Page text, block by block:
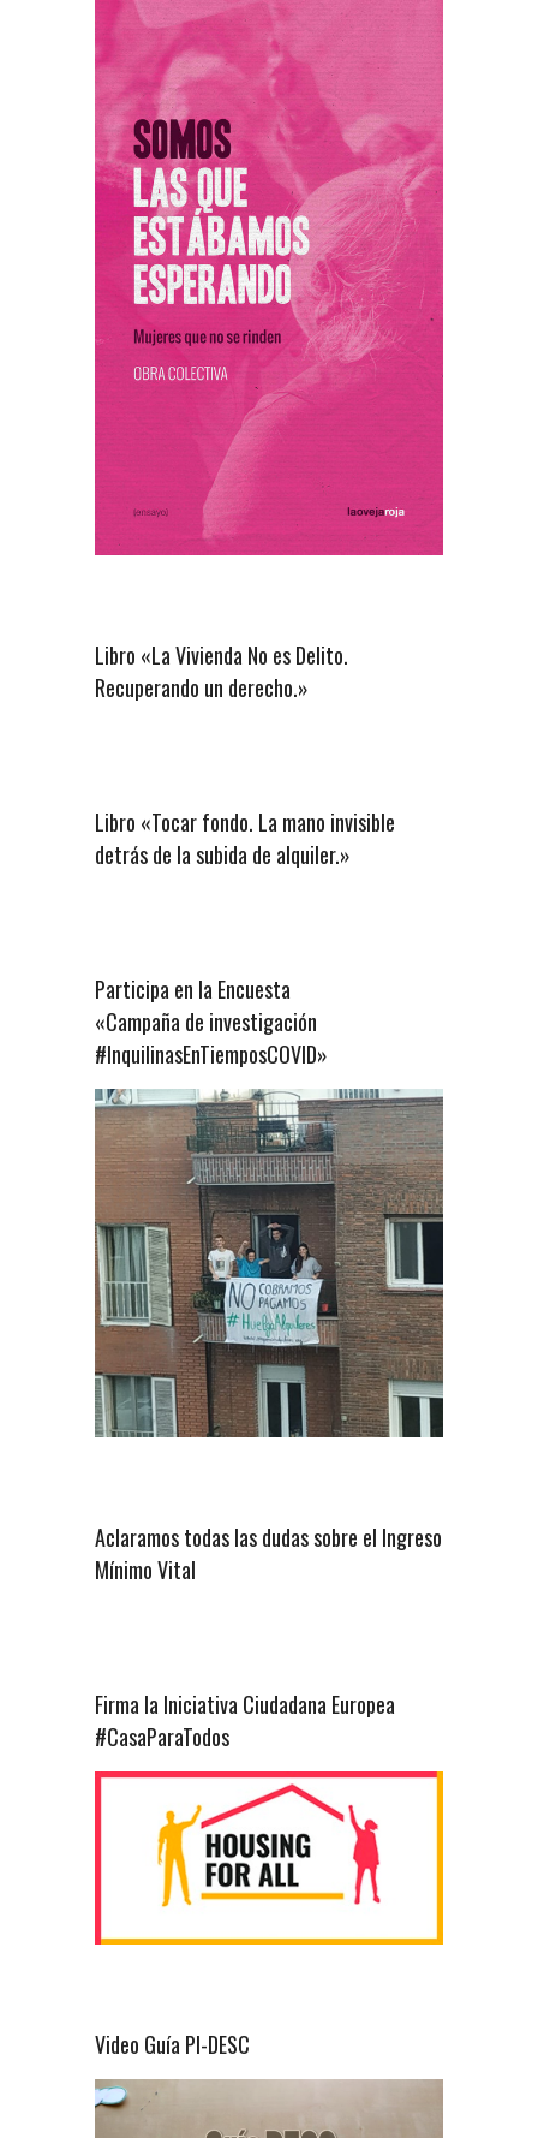
Libro «La Vivienda No es Delito.
Recuperando un derecho.»
Libro «Tocar fondo. La mano invisible
detrás de la subida de alquiler.»
Participa en la Encuesta
«Campaña de investigación
#InquilinasEnTiemposCOVID»
Aclaramos todas las dudas sobre el Ingreso
Mínimo Vital
Firma la Iniciativa Ciudadana Europea
#CasaParaTodos
Video Guía PI-DESC